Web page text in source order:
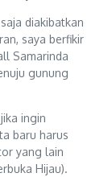
diakibatkan
saya berfikir
Samarinda
gunung
ingin
baru harus
yang lain
Hijau).